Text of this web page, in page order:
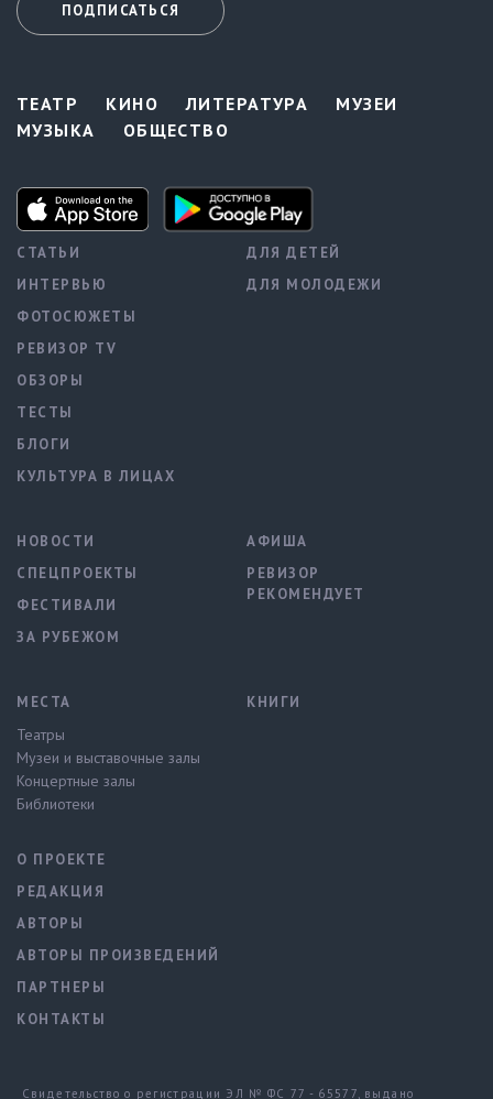
ПОДПИСАТЬСЯ
ТЕАТР КИНО ЛИТЕРАТУРА
МУЗЕИ
МУЗЫКА
ОБЩЕСТВО
СТАТЬИ
ИНТЕРВЬЮ
ФОТОСЮЖЕТЫ
РЕВИЗОР TV
ОБЗОРЫ
ТЕСТЫ
БЛОГИ
КУЛЬТУРА В ЛИЦАХ
ДЛЯ ДЕТЕЙ
ДЛЯ МОЛОДЕЖИ
НОВОСТИ
СПЕЦПРОЕКТЫ
ФЕСТИВАЛИ
ЗА РУБЕЖОМ
АФИША
РЕВИЗОР
РЕКОМЕНДУЕТ
МЕСТА
Театры
Музеи и выставочные залы
Концертные залы
Библиотеки
КНИГИ
О ПРОЕКТЕ
РЕДАКЦИЯ
АВТОРЫ
АВТОРЫ ПРОИЗВЕДЕНИЙ
ПАРТНЕРЫ
КОНТАКТЫ
Свидетельство о регистрации ЭЛ № ФС 77 - 65577, выдано